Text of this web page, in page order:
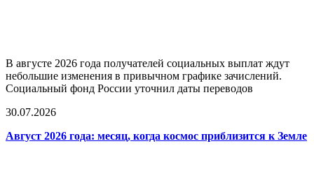
В августе 2026 года получателей социальных выплат ждут
небольшие изменения в привычном графике зачислений.
Социальный фонд России уточнил даты переводов
30.07.2026
Август 2026 года: месяц, когда космос приблизится к Земле